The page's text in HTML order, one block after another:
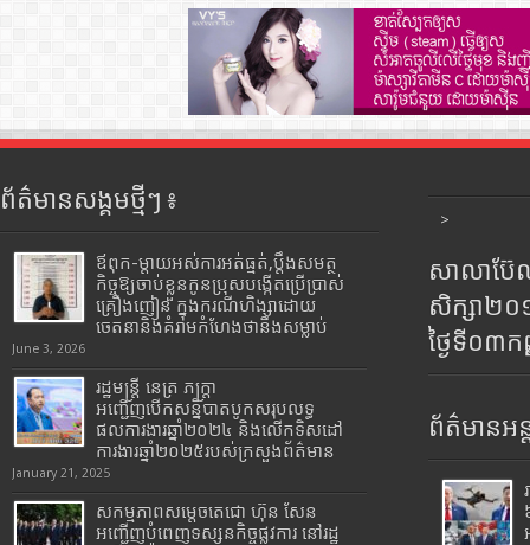
ព័ត៌មានសង្គមថ្មីៗ ៖
ឪពុក-ម្ដាយអស់ការអត់ធ្មត់,ប្ដឹងសមត្ថ
កិច្ចឱ្យចាប់ខ្លួនកូនប្រុសបង្កើតប្រើប្រាស់
គ្រឿងញៀន ក្នុងករណីហិង្សាដោយ
ចេតនានិងគំរាមកំហែងថានឹងសម្លាប់
June 3, 2026
រដ្ឋមន្រ្តី​ នេត្រ​ ភក្ត្រា​
អញ្ជើញបើកសន្និបាតបូកសរុបលទ្ធ
ផលការងារឆ្នាំ២០២៤ និងលើកទិសដៅ
ការងារឆ្នាំ២០២៥របស់​ក្រសួង​ព័ត៌មាន​
January 21, 2025
សកម្មភាពសម្តេចតេជោ ហ៊ុន សែន
អញ្ជើញបំពេញទស្សនកិច្ចផ្លូវការ នៅរដ្ឋ
>
សាលាប៊ែ
សិក្សា២
ថ្ងៃទី០៣
ព័ត៌មានអន្